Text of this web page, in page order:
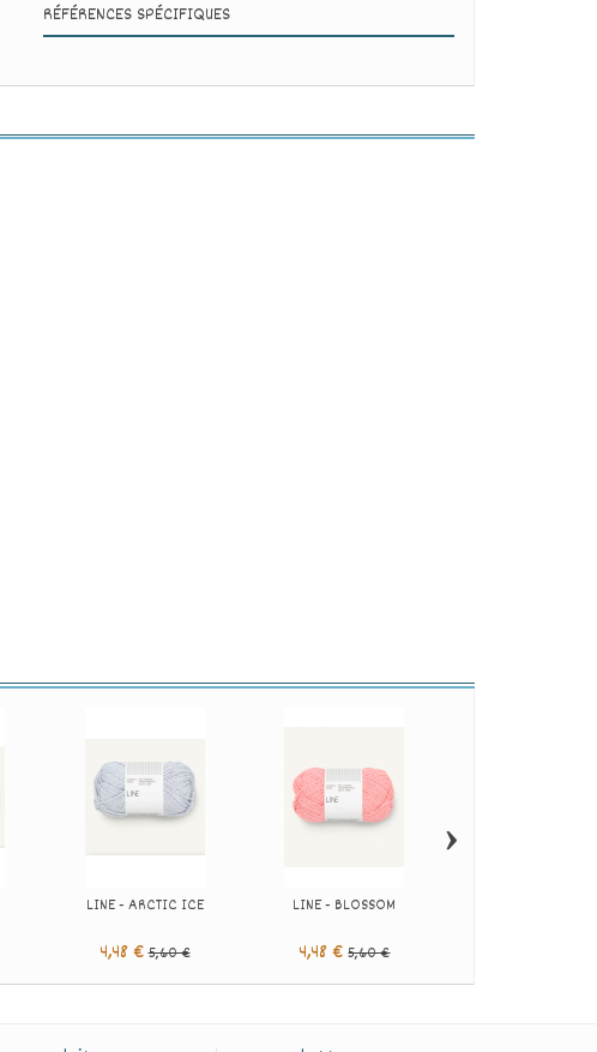
RÉFÉRENCES SPÉCIFIQUES
LINE - ARCTIC ICE
4,48 €5,60 €
LINE - BLOSSOM
4,48 € 5,60 €
›